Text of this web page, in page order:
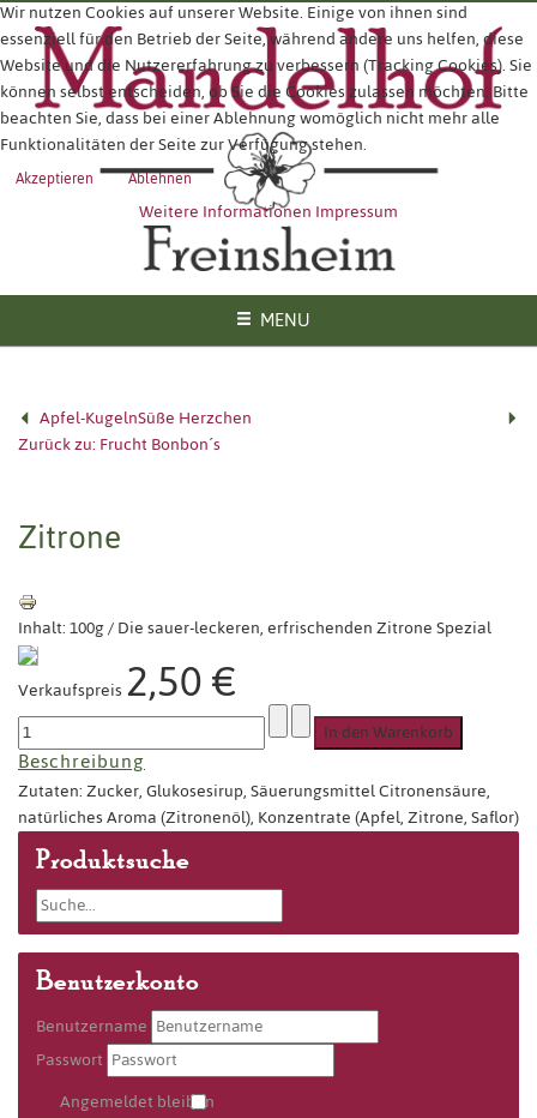
MENU
Apfel-KugelnSüße Herzchen
Zurück zu: Frucht Bonbon´s
Zitrone
Inhalt: 100g / Die sauer-leckeren, erfrischenden Zitrone Spezial
Verkaufspreis2,50 €
Beschreibung
Zutaten: Zucker, Glukosesirup, Säuerungsmittel Citronensäure,
natürliches Aroma (Zitronenöl), Konzentrate (Apfel, Zitrone, Saflor)
Produktsuche
Benutzerkonto
Benutzername
Passwort
Angemeldet bleiben
Wir nutzen Cookies auf unserer Website. Einige von ihnen sind
essenziell für den Betrieb der Seite, während andere uns helfen, diese
Website und die Nutzererfahrung zu verbessern (Tracking Cookies). Sie
können selbst entscheiden, ob Sie die Cookies zulassen möchten. Bitte
beachten Sie, dass bei einer Ablehnung womöglich nicht mehr alle
Funktionalitäten der Seite zur Verfügung stehen.
Akzeptieren Ablehnen
Weitere InformationenImpressum